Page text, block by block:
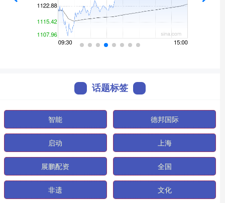
话题标签
智能 德邦国际
启动 上海
展鹏配资 全国
非遗 文化